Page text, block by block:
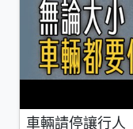
車輛請停讓行人